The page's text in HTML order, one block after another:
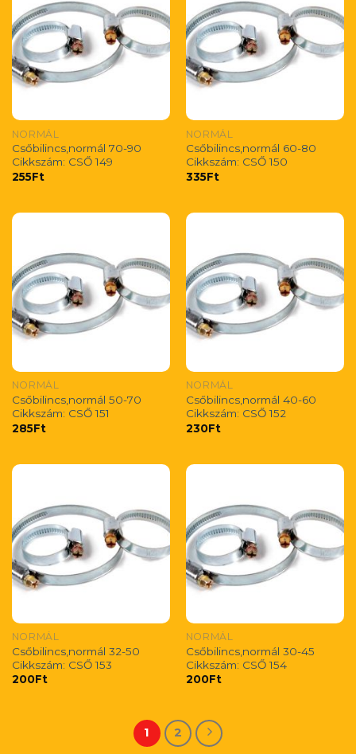
NORMÁL
Csőbilincs,normál 70-90
Cikkszám: CSŐ 149
255Ft
NORMÁL
Csőbilincs,normál 60-80
Cikkszám: CSŐ 150
335Ft
NORMÁL
Csőbilincs,normál 50-70
Cikkszám: CSŐ 151
285Ft
NORMÁL
Csőbilincs,normál 40-60
Cikkszám: CSŐ 152
230Ft
NORMÁL
Csőbilincs,normál 32-50
Cikkszám: CSŐ 153
200Ft
NORMÁL
Csőbilincs,normál 30-45
Cikkszám: CSŐ 154
200Ft
1 2